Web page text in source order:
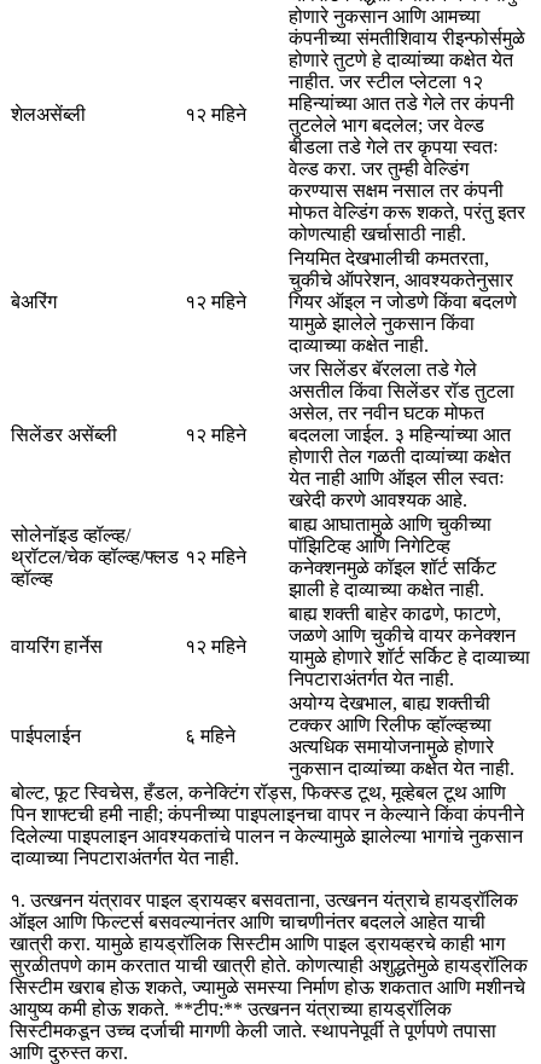
शेलअसेंब्ली १२ महिने
होणारे नुकसान आणि आमच्या
कंपनीच्या संमतीशिवाय रीइन्फोर्समुळे
होणारे तुटणे हे दाव्यांच्या कक्षेत येत
नाहीत. जर स्टील प्लेटला १२
महिन्यांच्या आत तडे गेले तर कंपनी
तुटलेले भाग बदलेल; जर वेल्ड
बीडला तडे गेले तर कृपया स्वतः
वेल्ड करा. जर तुम्ही वेल्डिंग
करण्यास सक्षम नसाल तर कंपनी
मोफत वेल्डिंग करू शकते, परंतु इतर
कोणत्याही खर्चासाठी नाही.
बेअरिंग १२ महिने
नियमित देखभालीची कमतरता,
चुकीचे ऑपरेशन, आवश्यकतेनुसार
गियर ऑइल न जोडणे किंवा बदलणे
यामुळे झालेले नुकसान किंवा
दाव्याच्या कक्षेत नाही.
सिलेंडर असेंब्ली १२ महिने
जर सिलेंडर बॅरलला तडे गेले
असतील किंवा सिलेंडर रॉड तुटला
असेल, तर नवीन घटक मोफत
बदलला जाईल. ३ महिन्यांच्या आत
होणारी तेल गळती दाव्यांच्या कक्षेत
येत नाही आणि ऑइल सील स्वतः
खरेदी करणे आवश्यक आहे.
सोलेनॉइड व्हॉल्व्ह/
थ्रॉटल/चेक व्हॉल्व्ह/फ्लड
व्हॉल्व्ह
१२ महिने
बाह्य आघातामुळे आणि चुकीच्या
पॉझिटिव्ह आणि निगेटिव्ह
कनेक्शनमुळे कॉइल शॉर्ट सर्किट
झाली हे दाव्याच्या कक्षेत नाही.
वायरिंग हार्नेस १२ महिने
बाह्य शक्ती बाहेर काढणे, फाटणे,
जळणे आणि चुकीचे वायर कनेक्शन
यामुळे होणारे शॉर्ट सर्किट हे दाव्याच्या
निपटाराअंतर्गत येत नाही.
पाईपलाईन ६ महिने
अयोग्य देखभाल, बाह्य शक्तीची
टक्कर आणि रिलीफ व्हॉल्व्हच्या
अत्यधिक समायोजनामुळे होणारे
नुकसान दाव्यांच्या कक्षेत येत नाही.
बोल्ट, फूट स्विचेस, हँडल, कनेक्टिंग रॉड्स, फिक्स्ड टूथ, मूव्हेबल टूथ आणि
पिन शाफ्टची हमी नाही; कंपनीच्या पाइपलाइनचा वापर न केल्याने किंवा कंपनीने
दिलेल्या पाइपलाइन आवश्यकतांचे पालन न केल्यामुळे झालेल्या भागांचे नुकसान
दाव्याच्या निपटाराअंतर्गत येत नाही.
१. उत्खनन यंत्रावर पाइल ड्रायव्हर बसवताना, उत्खनन यंत्राचे हायड्रॉलिक
ऑइल आणि फिल्टर्स बसवल्यानंतर आणि चाचणीनंतर बदलले आहेत याची
खात्री करा. यामुळे हायड्रॉलिक सिस्टीम आणि पाइल ड्रायव्हरचे काही भाग
सुरळीतपणे काम करतात याची खात्री होते. कोणत्याही अशुद्धतेमुळे हायड्रॉलिक
सिस्टीम खराब होऊ शकते, ज्यामुळे समस्या निर्माण होऊ शकतात आणि मशीनचे
आयुष्य कमी होऊ शकते. **टीप:** उत्खनन यंत्राच्या हायड्रॉलिक
सिस्टीमकडून उच्च दर्जाची मागणी केली जाते. स्थापनेपूर्वी ते पूर्णपणे तपासा
आणि दुरुस्त करा.